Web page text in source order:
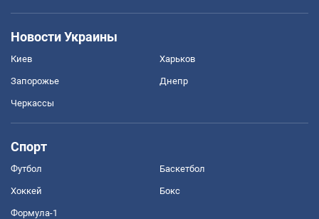
Новости Украины
Киев Харьков
Запорожье Днепр
Черкассы
Спорт
Футбол Баскетбол
Хоккей Бокс
Формула-1